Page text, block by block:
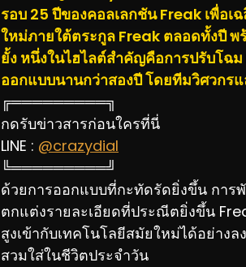
รอบ 25 ปีของคอลเลกชัน Freak เพื่อ
ใหม่ภายใต้ตระกูล Freak ตลอดทั้งปี
ยั้ง หนึ่งในไฮไลต์สำคัญคือการปรับโฉ
ออกแบบนานกว่าสองปี โดยทีมวิศวกร
╔═════════╗
กดรับข่าวสารก่อนใครที่นี่
LINE : @crazydial
╚═════════╝
ด้วยการออกแบบที่กะทัดรัดยิ่งขึ้น การ
ตกแต่งรายละเอียดที่ประณีตยิ่งขึ้น
สูงเข้ากับเทคโนโลยีสมัยใหม่ได้อย่าง
สวมใส่ในชีวิตประจำวัน